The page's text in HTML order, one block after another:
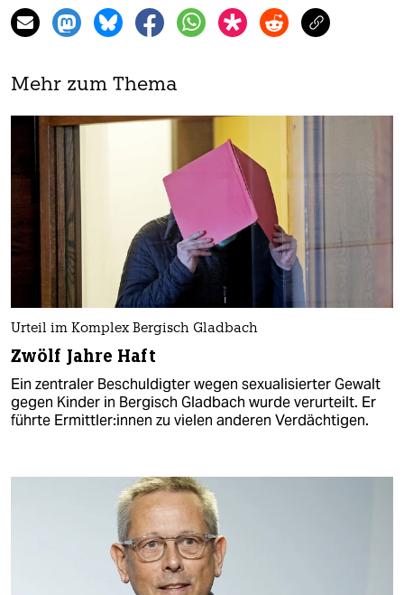
Mehr zum Thema
Urteil im Komplex Bergisch Gladbach
Zwölf Jahre Haft
Ein zentraler Beschuldigter wegen sexualisierter Gewalt
gegen Kinder in Bergisch Gladbach wurde verurteilt. Er
führte Ermittler:innen zu vielen anderen Verdächtigen.